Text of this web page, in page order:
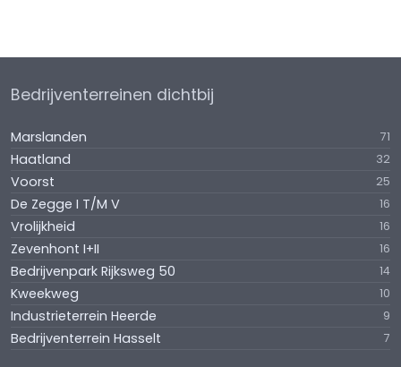
Bedrijventerreinen dichtbij
Marslanden 71
Haatland 32
Voorst 25
De Zegge I T/M V 16
Vrolijkheid 16
Zevenhont I+II 16
Bedrijvenpark Rijksweg 50 14
Kweekweg 10
Industrieterrein Heerde 9
Bedrijventerrein Hasselt 7